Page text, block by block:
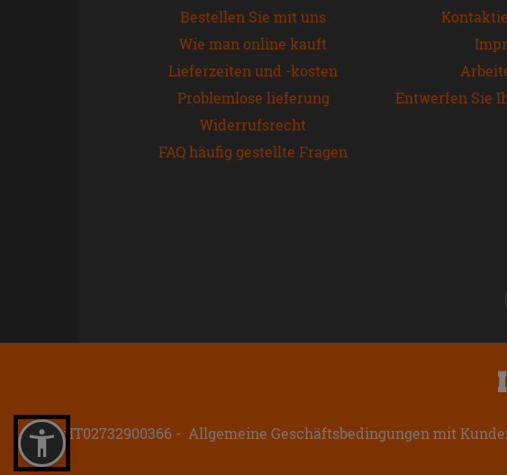
Bestellen Sie mit uns
Wie man online kauft
Lieferzeiten und -kosten
Problemlose lieferung
Widerrufsrecht
FAQ häufig gestellte Fragen
Entwerfen Sie
P.IVA: IT02732900366 Allgemeine Geschäftsbedingungen mit